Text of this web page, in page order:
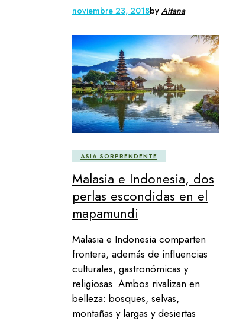
noviembre 23, 2018by Aitana
ASIA SORPRENDENTE
Malasia e Indonesia, dos
perlas escondidas en el
mapamundi
Malasia e Indonesia comparten
frontera, además de influencias
culturales, gastronómicas y
religiosas. Ambos rivalizan en
belleza: bosques, selvas,
montañas y largas y desiertas